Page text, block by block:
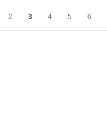
2 3 4 5 6